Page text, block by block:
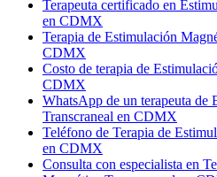
Terapeuta certificado en
en CDMX
Terapia de Estimulación
CDMX
Costo de terapia de
CDMX
WhatsApp de un terapeuta de
Transcraneal en CDMX
Teléfono de Terapia de
en CDMX
Consulta con especialista en